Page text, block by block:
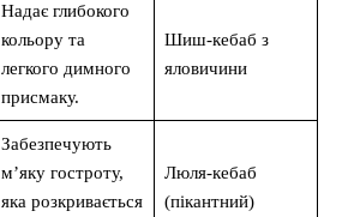
Надає глибокого
кольору та
легкого димного
присмаку.
Шиш-кебаб з
яловичини
Забезпечують
м’яку гостроту,
яка розкривається
Люля-кебаб
(пікантний)